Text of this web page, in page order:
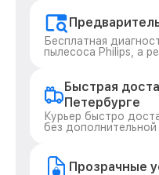
Бесплатная
пылесоса Philips, а
Быстрая
Петербурге
Курьер быстро
без дополнительной
Прозрачные